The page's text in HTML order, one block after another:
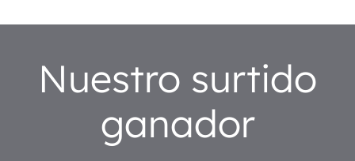
Nuestro surtido
ganador